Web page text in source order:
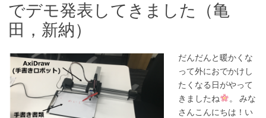
でデモ発表してきました（亀
田，新納）
だんだんと暖かくな
って外におでかけし
たくなる日がやって
きましたね
。 みな
さんこんにちは！い